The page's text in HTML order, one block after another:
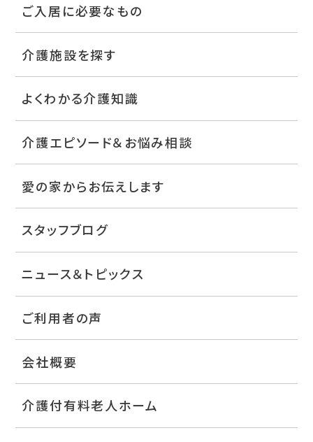
ご入居に必要なもの
介護施設を探す
よくわかる介護知識
介護エピソード＆お悩み相談
愛の家からお伝えします
スタッフブログ
ニュース＆トピックス
ご利用者の声
会社概要
介護付有料老人ホーム